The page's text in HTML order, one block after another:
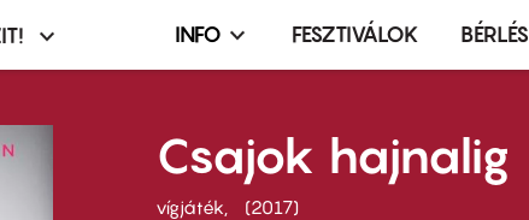
Infó,
terembérlés
menü
INFO FESZTIVÁLOK BÉRLÉS
Csajok hajnalig
vígjáték
2017